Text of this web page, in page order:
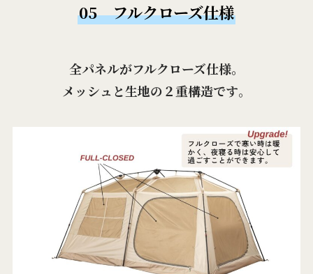
05 フルクローズ仕様
全パネルがフルクローズ仕様。
メッシュと生地の２重構造です。